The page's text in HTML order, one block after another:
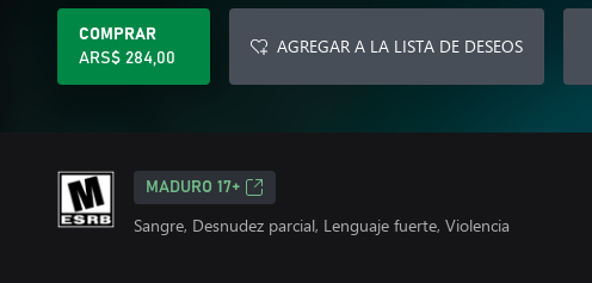
COMPRAR
ARS$ 284,00
AGREGAR A LA LISTA DE DESEOS
MADURO 17+
Sangre, Desnudez parcial, Lenguaje fuerte, Violencia